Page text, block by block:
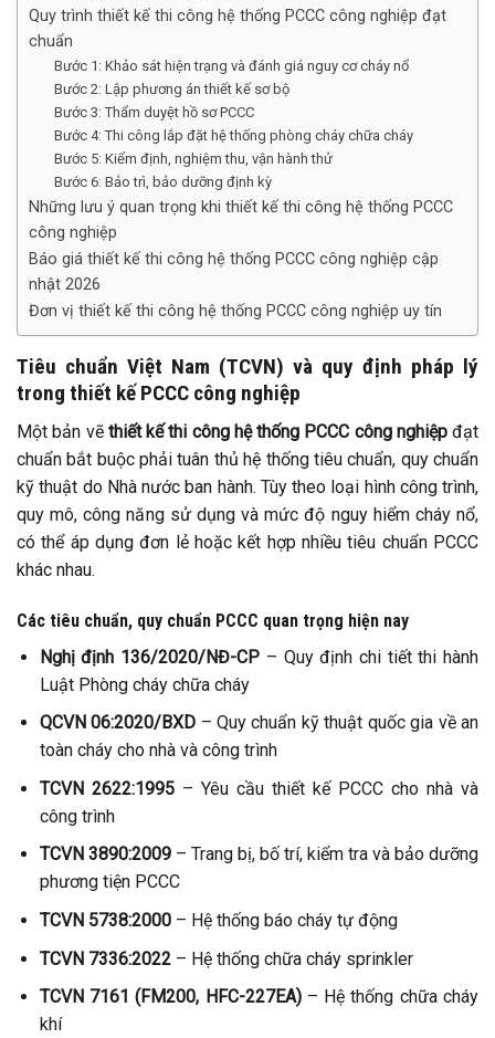
Quy trình thiết kế thi công hệ thống PCCC công nghiệp đạt
chuẩn
Bước 1: Khảo sát hiện trạng và đánh giá nguy cơ cháy nổ
Bước 2: Lập phương án thiết kế sơ bộ
Bước 3: Thẩm duyệt hồ sơ PCCC
Bước 4: Thi công lắp đặt hệ thống phòng cháy chữa cháy
Bước 5: Kiểm định, nghiệm thu, vận hành thử
Bước 6: Bảo trì, bảo dưỡng định kỳ
Những lưu ý quan trọng khi thiết kế thi công hệ thống PCCC
công nghiệp
Báo giá thiết kế thi công hệ thống PCCC công nghiệp cập
nhật 2026
Đơn vị thiết kế thi công hệ thống PCCC công nghiệp uy tín
Tiêu chuẩn Việt Nam (TCVN) và quy định pháp lý
trong thiết kế PCCC công nghiệp
Một bản vẽ thiết kế thi công hệ thống PCCC công nghiệpđạt
chuẩn bắt buộc phải tuân thủ hệ thống tiêu chuẩn, quy chuẩn
kỹ thuật do Nhà nước ban hành. Tùy theo loại hình công trình,
quy mô, công năng sử dụng và mức độ nguy hiểm cháy nổ,
có thể áp dụng đơn lẻ hoặc kết hợp nhiều tiêu chuẩn PCCC
khác nhau.
Các tiêu chuẩn, quy chuẩn PCCC quan trọng hiện nay
Nghị định 136/2020/NĐ-CP – Quy định chi tiết thi hành
Luật Phòng cháy chữa cháy
QCVN 06:2020/BXD – Quy chuẩn kỹ thuật quốc gia về an
toàn cháy cho nhà và công trình
TCVN 2622:1995– Yêu cầu thiết kế PCCC cho nhà và
công trình
TCVN 3890:2009– Trang bị, bố trí, kiểm tra và bảo dưỡng
phương tiện PCCC
TCVN 5738:2000– Hệ thống báo cháy tự động
TCVN 7336:2022– Hệ thống chữa cháy sprinkler
TCVN 7161 (FM200, HFC-227EA)– Hệ thống chữa cháy
khí